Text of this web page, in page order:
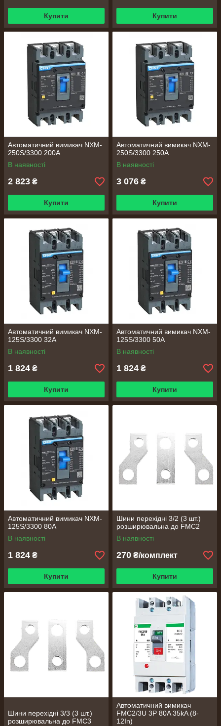
Купити Купити
Автоматичний вимикач NXM-
250S/3300 200A
В наявності
2 823 ₴
Купити
Автоматичний вимикач NXM-
250S/3300 250A
В наявності
3 076 ₴
Купити
Автоматичний вимикач NXM-
125S/3300 32A
В наявності
1 824 ₴
Купити
Автоматичний вимикач NXM-
125S/3300 50A
В наявності
1 824 ₴
Купити
Автоматичний вимикач NXM-
125S/3300 80A
В наявності
1 824 ₴
Купити
Шини перехідні 3/2 (3 шт.)
розширювальна до FMC2
В наявності
270 ₴/комплект
Купити
Шини перехідні 3/3 (3 шт.)
розширювальна до FMC3
Автоматичний вимикач
FMC2/3U 3P 80A 35kA (8-
12In)